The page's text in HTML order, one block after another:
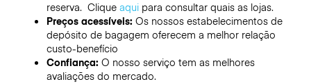
reserva. Clique aquipara consultar quais as lojas.
Preços acessíveis: Os nossos estabelecimentos de
depósito de bagagem oferecem a melhor relação
custo-benefício
Confiança: O nosso serviço tem as melhores
avaliações do mercado.